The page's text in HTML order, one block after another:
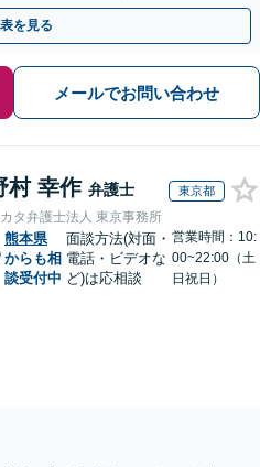
を見る
メールでお問い合わせ
村 幸作 弁護士 東京都
カタ弁護士法人 東京事務所
熊本県
からも相
談受付中
面談方法(対面・
電話・ビデオな
ど)は応相談
営業時間：10:
00~22:00（土
日祝日）